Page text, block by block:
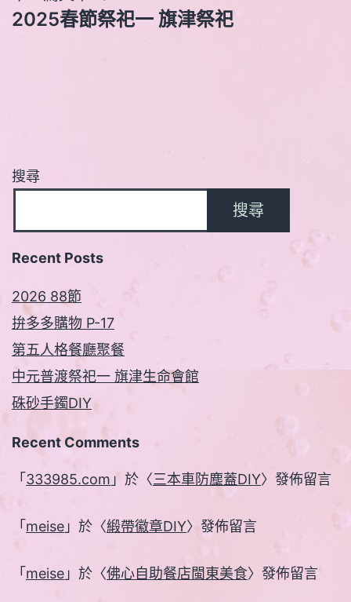
覽
2025春節祭祀一 旗津祭祀
搜尋
搜尋
Recent Posts
2026 88節
拚多多購物 P-17
第五人格餐廳聚餐
中元普渡祭祀一 旗津生命會館
硃砂手鐲DIY
Recent Comments
「333985.com 」於〈三本車防塵蓋DIY〉發佈留言
「meise 」於〈緞帶徽章DIY〉發佈留言
「meise 」於〈佛心自助餐店閩東美食〉發佈留言